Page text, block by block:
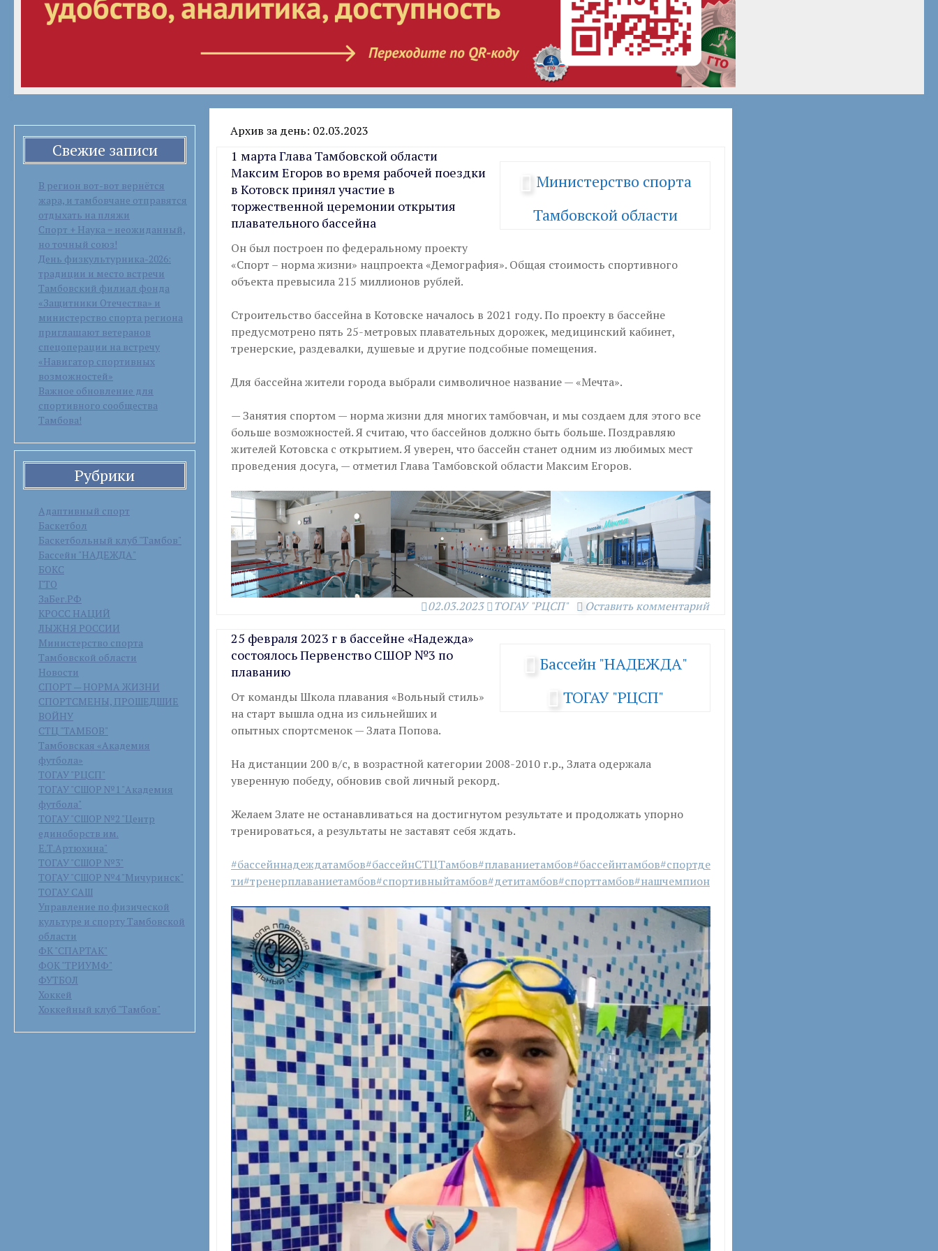
Свежие записи
В регион вот-вот вернётся
жара, и тамбовчане отправятся
отдыхать на пляжи
Спорт + Наука = неожиданный,
но точный союз!
День физкультурника-2026:
традиции и место встречи
Тамбовский филиал фонда
«Защитники Отечества» и
министерство спорта региона
приглашают ветеранов
спецоперации на встречу
«Навигатор спортивных
возможностей»
Важное обновление для
спортивного сообщества
Тамбова!
Рубрики
Адаптивный спорт
Баскетбол
Баскетбольный клуб "Тамбов"
Бассейн "НАДЕЖДА"
БОКС
ГТО
ЗаБег.РФ
КРОСС НАЦИЙ
ЛЫЖНЯ РОССИИ
Министерство спорта
Тамбовской области
Новости
СПОРТ — НОРМА ЖИЗНИ
СПОРТСМЕНЫ, ПРОШЕДШИЕ
ВОЙНУ
СТЦ "ТАМБОВ"
Тамбовская «Академия
футбола»
ТОГАУ "РЦСП"
ТОГАУ "СШОР №1 "Академия
футбола"
ТОГАУ "СШОР №2 "Центр
единоборств им.
Е.Т.Артюхина"
ТОГАУ "СШОР №3"
ТОГАУ "СШОР №4 "Мичуринск"
ТОГАУ САШ
Управление по физической
культуре и спорту Тамбовской
области
ФК "СПАРТАК"
ФОК "ТРИУМФ"
ФУТБОЛ
Хоккей
Хоккейный клуб "Тамбов"
Архив за день: 02.03.2023
Министерство спорта
Тамбовской области
1 марта Глава Тамбовской области
Максим Егоров во время рабочей поездки
в Котовск принял участие в
торжественной церемонии открытия
плавательного бассейна
Он был построен по федеральному проекту
«Спорт – норма жизни» нацпроекта «Демография». Общая стоимость спортивного
объекта превысила 215 миллионов рублей.
Строительство бассейна в Котовске началось в 2021 году. По проекту в бассейне
предусмотрено пять 25-метровых плавательных дорожек, медицинский кабинет,
тренерские, раздевалки, душевые и другие подсобные помещения.
Для бассейна жители города выбрали символичное название — «Мечта».
— Занятия спортом — норма жизни для многих тамбовчан, и мы создаем для этого все
больше возможностей. Я считаю, что бассейнов должно быть больше. Поздравляю
жителей Котовска с открытием. Я уверен, что бассейн станет одним из любимых мест
проведения досуга, — отметил Глава Тамбовской области Максим Егоров.
02.03.2023 ТОГАУ "РЦСП" Оставить комментарий
Бассейн "НАДЕЖДА"
ТОГАУ "РЦСП"
25 февраля 2023 г в бассейне «Надежда»
состоялось Первенство СШОР №3 по
плаванию
От команды Школа плавания «Вольный стиль»
на старт вышла одна из сильнейших и
опытных спортсменок — Злата Попова.
На дистанции 200 в/с, в возрастной категории 2008-2010 г.р., Злата одержала
уверенную победу, обновив свой личный рекорд.
Желаем Злате не останавливаться на достигнутом результате и продолжать упорно
тренироваться, а результаты не заставят себя ждать.
#бассейннадеждатамбов#бассейнСТЦТамбов#плаваниетамбов#бассейнтамбов#спортде
ти#тренерплаваниетамбов#спортивныйтамбов#детитамбов#спорттамбов#нашчемпион